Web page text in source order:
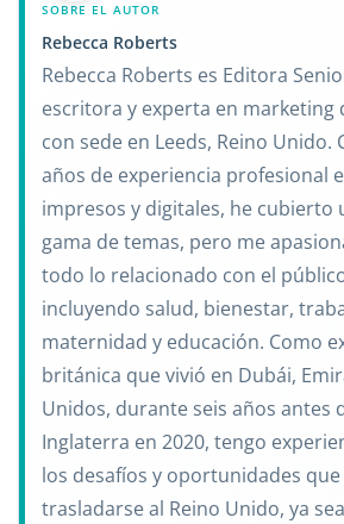
SOBRE EL AUTOR
Rebecca Roberts
Rebecca Roberts es Editora
escritora y experta en marketing
con sede en Leeds, Reino Unido.
años de experiencia profesional
impresos y digitales, he cubierto
gama de temas, pero me
todo lo relacionado con el
incluyendo salud, bienestar,
maternidad y educación. Como
británica que vivió en Dubái,
Unidos, durante seis años antes
Inglaterra en 2020, tengo
los desafíos y oportunidades
trasladarse al Reino Unido, ya